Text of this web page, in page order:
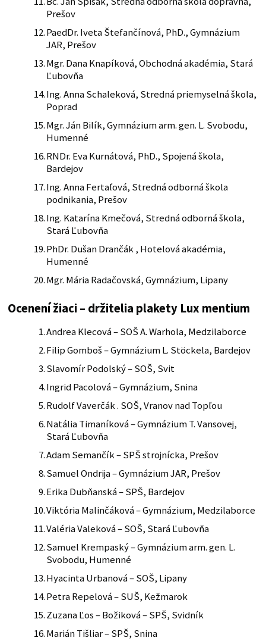
Prešov
PaedDr. Iveta Štefančínová, PhD., Gymnázium
JAR, Prešov
Mgr. Dana Knapíková, Obchodná akadémia, Stará
Ľubovňa
Ing. Anna Schaleková, Stredná priemyselná škola,
Poprad
Mgr. Ján Bilík, Gymnázium arm. gen. L. Svobodu,
Humenné
RNDr. Eva Kurnátová, PhD., Spojená škola,
Bardejov
Ing. Anna Fertaľová, Stredná odborná škola
podnikania, Prešov
Ing. Katarína Kmečová, Stredná odborná škola,
Stará Ľubovňa
PhDr. Dušan Drančák , Hotelová akadémia,
Humenné
Mgr. Mária Radačovská, Gymnázium, Lipany
Ocenení žiaci – držitelia plakety Lux mentium
Andrea Klecová – SOŠ A. Warhola, Medzilaborce
Filip Gomboš – Gymnázium L. Stöckela, Bardejov
Slavomír Podolský – SOŠ, Svit
Ingrid Pacolová – Gymnázium, Snina
Rudolf Vaverčák . SOŠ, Vranov nad Topľou
Natália Timaníková – Gymnázium T. Vansovej,
Stará Ľubovňa
Adam Semančík – SPŠ strojnícka, Prešov
Samuel Ondrija – Gymnázium JAR, Prešov
Erika Dubňanská – SPŠ, Bardejov
Viktória Malinčáková – Gymnázium, Medzilaborce
Valéria Valeková – SOŠ, Stará Ľubovňa
Samuel Krempaský – Gymnázium arm. gen. L.
Svobodu, Humenné
Hyacinta Urbanová – SOŠ, Lipany
Petra Repelová – SUŠ, Kežmarok
Zuzana Ľos – Božiková – SPŠ, Svidník
Marián Tišliar – SPŠ, Snina